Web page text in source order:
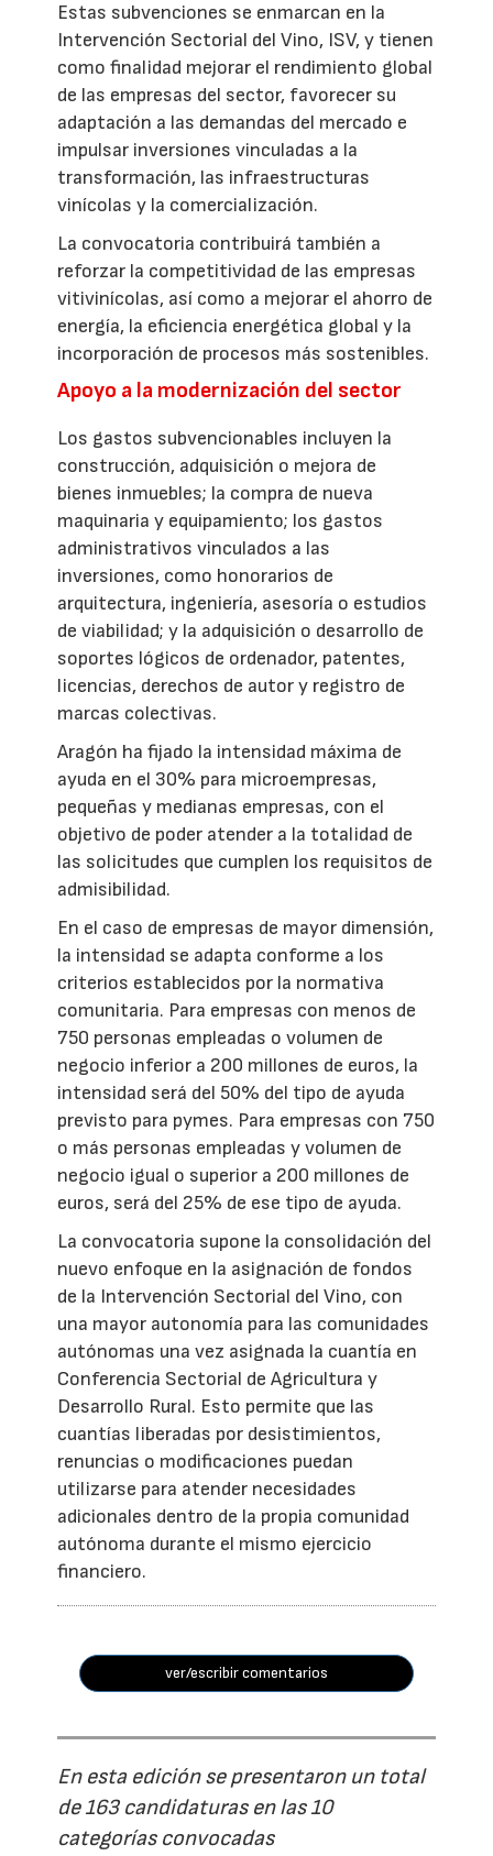
Estas subvenciones se enmarcan en la
Intervención Sectorial del Vino, ISV, y tienen
como finalidad mejorar el rendimiento global
de las empresas del sector, favorecer su
adaptación a las demandas del mercado e
impulsar inversiones vinculadas a la
transformación, las infraestructuras
vinícolas y la comercialización.
La convocatoria contribuirá también a
reforzar la competitividad de las empresas
vitivinícolas, así como a mejorar el ahorro de
energía, la eficiencia energética global y la
incorporación de procesos más sostenibles.
Apoyo a la modernización del sector
Los gastos subvencionables incluyen la
construcción, adquisición o mejora de
bienes inmuebles; la compra de nueva
maquinaria y equipamiento; los gastos
administrativos vinculados a las
inversiones, como honorarios de
arquitectura, ingeniería, asesoría o estudios
de viabilidad; y la adquisición o desarrollo de
soportes lógicos de ordenador, patentes,
licencias, derechos de autor y registro de
marcas colectivas.
Aragón ha fijado la intensidad máxima de
ayuda en el 30% para microempresas,
pequeñas y medianas empresas, con el
objetivo de poder atender a la totalidad de
las solicitudes que cumplen los requisitos de
admisibilidad.
En el caso de empresas de mayor dimensión,
la intensidad se adapta conforme a los
criterios establecidos por la normativa
comunitaria. Para empresas con menos de
750 personas empleadas o volumen de
negocio inferior a 200 millones de euros, la
intensidad será del 50% del tipo de ayuda
previsto para pymes. Para empresas con 750
o más personas empleadas y volumen de
negocio igual o superior a 200 millones de
euros, será del 25% de ese tipo de ayuda.
La convocatoria supone la consolidación del
nuevo enfoque en la asignación de fondos
de la Intervención Sectorial del Vino, con
una mayor autonomía para las comunidades
autónomas una vez asignada la cuantía en
Conferencia Sectorial de Agricultura y
Desarrollo Rural. Esto permite que las
cuantías liberadas por desistimientos,
renuncias o modificaciones puedan
utilizarse para atender necesidades
adicionales dentro de la propia comunidad
autónoma durante el mismo ejercicio
financiero.
ver/escribir comentarios
En esta edición se presentaron un total
de 163 candidaturas en las 10
categorías convocadas